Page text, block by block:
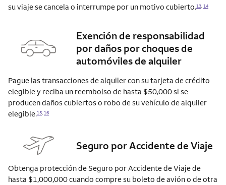
su viaje se cancela o interrumpe por un motivo cubierto.13 14
Exención de responsabilidad
por daños por choques de
automóviles de alquiler
Pague las transacciones de alquiler con su tarjeta de crédito
elegible y reciba un reembolso de hasta $50,000 si se
producen daños cubiertos o robo de su vehículo de alquiler
elegible.15 16
Seguro por Accidente de Viaje
Obtenga protección de Seguro por Accidente de Viaje de
hasta $1,000,000 cuando compre su boleto de avión o de otra